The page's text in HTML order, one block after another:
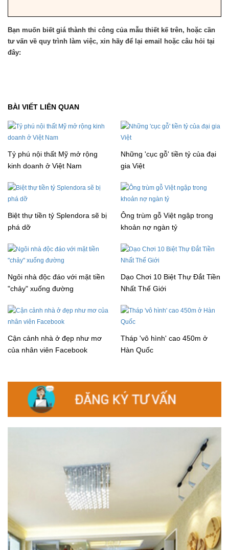
Bạn muốn biết giá thành thi công của mẫu thiết kế trên, hoặc cần
tư vấn về quy trình làm việc, xin hãy để lại email hoặc câu hỏi tại
đây:
BÀI VIẾT LIÊN QUAN
Tỷ phú nội thất Mỹ mở rộng
kinh doanh ở Việt Nam
Những 'cục gỗ' tiền tỷ của đại
gia Việt
Biệt thự tiền tỷ Splendora sẽ bị
phá dỡ
Ông trùm gỗ Việt ngập trong
khoản nợ ngàn tỷ
Ngôi nhà độc đáo với mặt tiền
"chảy" xuống đường
Dạo Chơi 10 Biệt Thự Đắt Tiền
Nhất Thế Giới
Cận cảnh nhà ở đẹp như mơ
của nhân viên Facebook
Tháp 'vô hình' cao 450m ở
Hàn Quốc